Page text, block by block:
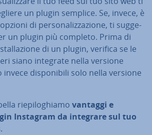
un plugin semplice. Se, invece, è
di per­so­na­liz­za­zio­ne, ti sug­ge­
un plugin più completo. Prima di
di un plugin, verifica se le
siano integrate nella versione
invece di­spo­ni­bi­li solo nella versione
rie­pi­lo­ghia­mo vantaggi e
Instagram da integrare sul tuo
.